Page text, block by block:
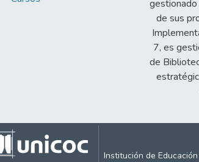
de sus
7, es
de
Institución de